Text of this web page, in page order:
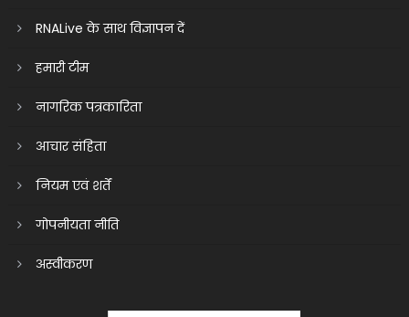
RNALive के साथ विज्ञापन दें
हमारी टीम
नागरिक पत्रकारिता
आचार संहिता
नियम एवं शर्तें
गोपनीयता नीति
अस्वीकरण